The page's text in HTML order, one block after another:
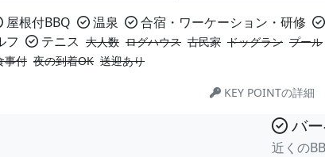
屋根付BBQ 温泉 合宿・ワーケーション・研修
フ テニス 大人数 ログハウス 古民家 ドッグラン プール
事付 夜の到着OK 送迎あり
KEY POINTの詳細
バ
近くの